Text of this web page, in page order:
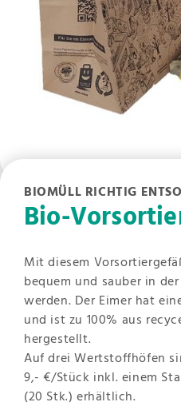
BIOMÜLL RICHTIG
Bio-
Mit diesem
bequem und sauber in
werden. Der Eimer hat
und ist zu 100% aus
hergestellt.
Auf drei Wertstoffhöfen
9,- €/Stück inkl. einem
(20 Stk.) erhältlich.